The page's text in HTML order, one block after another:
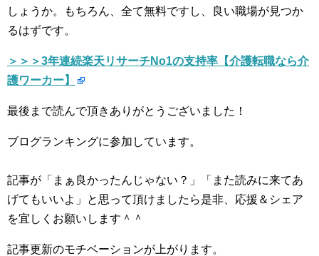
しょうか。もちろん、全て無料ですし、良い職場が見つか
るはずです。
＞＞＞3年連続楽天リサーチNo1の支持率【介護転職なら介
護ワーカー】
最後まで読んで頂きありがとうございました！
ブログランキングに参加しています。
記事が「まぁ良かったんじゃない？」「また読みに来てあ
げてもいいよ」と思って頂けましたら是非、応援＆シェア
を宜しくお願いします＾＾
記事更新のモチベーションが上がります。